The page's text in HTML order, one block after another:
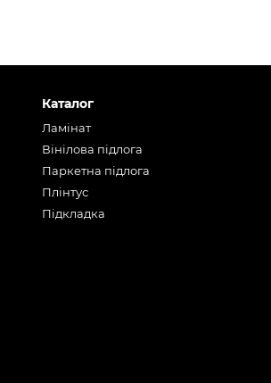
Каталог
Ламінат
Вінілова підлога
Паркетна підлога
Плінтус
Підкладка